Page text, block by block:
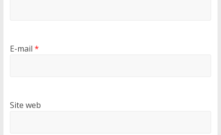
E-mail *
Site web